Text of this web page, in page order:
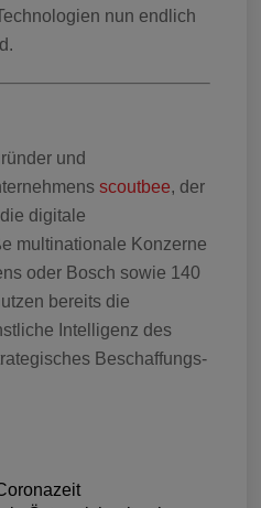
nun endlich
und
scoutbee, der
digitale
multinationale Konzerne
oder Bosch sowie 140
bereits die
Intelligenz des
Beschaffungs-